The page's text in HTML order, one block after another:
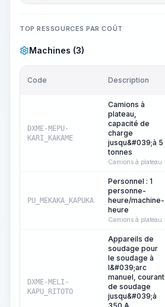
TOP RESSOURCES PAR COÛT
Machines (3)
Code Description
DXME-MEPU-
KARI_KAKAME
Camions à
plateau,
capacité de
charge
jusqu&#039;à 5
tonnes
Camions à plateau
PU_MEKAKA_KAPUKA
Personnel : 1
personne-
heure/machine-
heure
Camions à plateau
DXME-MELI-
KAPU_RITOTO
Appareils de
soudage pour
le soudage à
l&#039;arc
manuel, courant
de soudage
jusqu&#039;à